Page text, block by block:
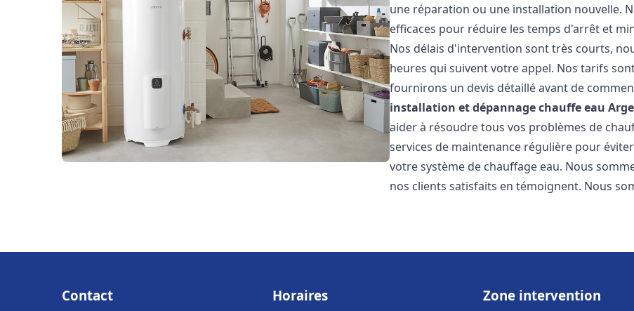
une réparation ou une installation nouvelle.
efficaces pour réduire les temps d'arrêt et
Nos délais d'intervention sont très courts,
heures qui suivent votre appel. Nos tarifs
fournirons un devis détaillé avant de
installation et dépannage chauffe eau
aider à résoudre tous vos problèmes de
services de maintenance régulière pour
votre système de chauffage eau. Nous
nos clients satisfaits en témoignent. Nous
Contact Horaires Zone intervention